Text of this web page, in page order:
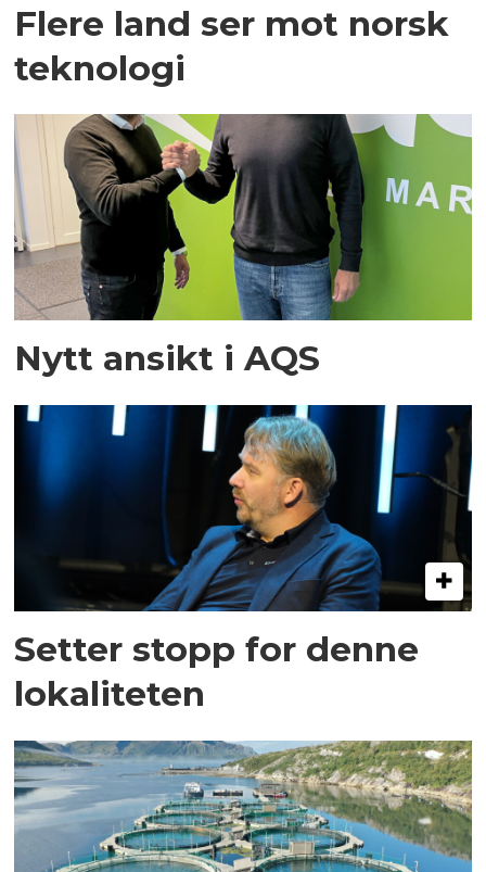
Flere land ser mot norsk
teknologi
Nytt ansikt i AQS
Setter stopp for denne
lokaliteten